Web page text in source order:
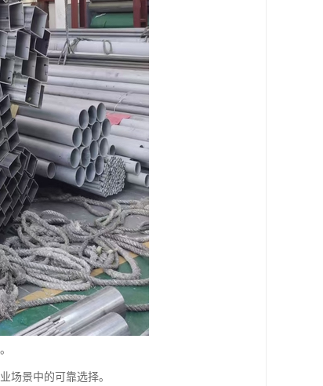
场景中的可靠选择。